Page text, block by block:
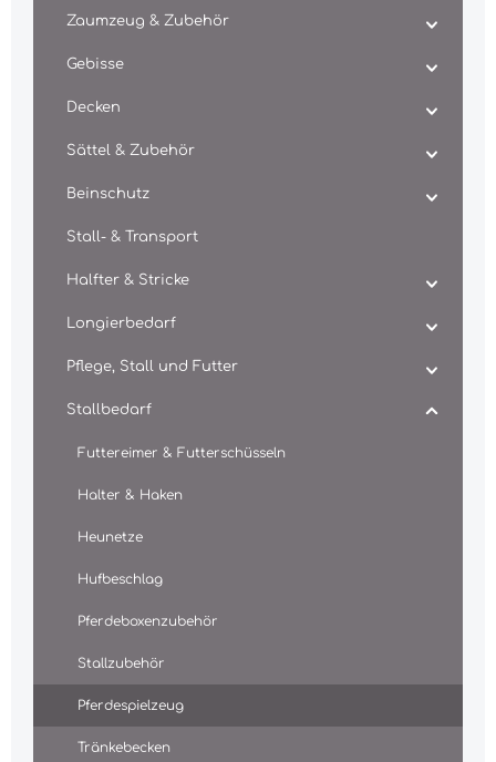
Zaumzeug & Zubehör
Gebisse
Decken
Sättel & Zubehör
Beinschutz
Stall- & Transport
Halfter & Stricke
Longierbedarf
Pflege, Stall und Futter
Stallbedarf
Futtereimer & Futterschüsseln
Halter & Haken
Heunetze
Hufbeschlag
Pferdeboxenzubehör
Stallzubehör
Pferdespielzeug
Tränkebecken